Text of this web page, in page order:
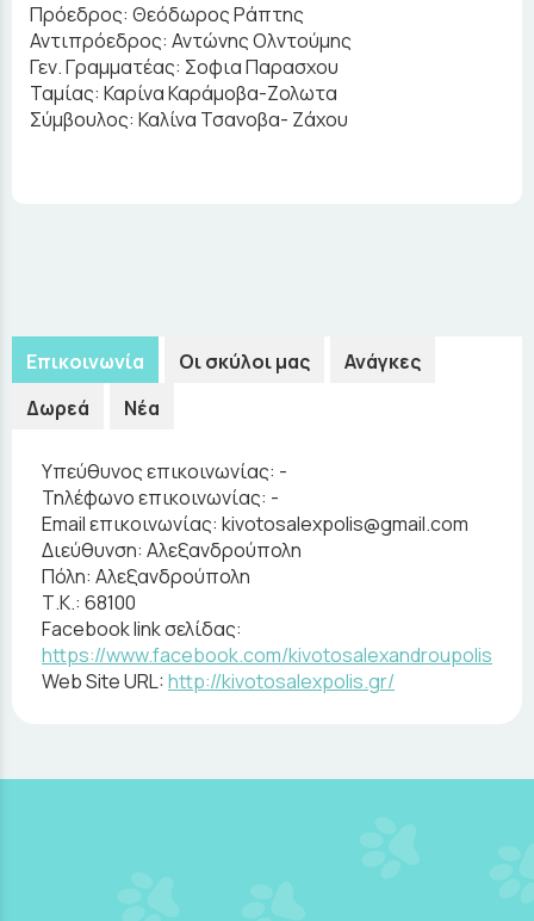
Πρόεδρος: Θεόδωρος Ράπτης
Αντιπρόεδρος: Αντώνης Ολντούμης
Γεν. Γραμματέας: Σοφια Παρασχου
Ταμίας: Καρίνα Καράμοβα-Ζολωτα
Σύμβουλος: Καλίνα Τσανοβα- Ζάχου
Επικοινωνία Οι σκύλοι μας
Ανάγκες
Δωρεά
Νέα
Υπεύθυνος επικοινωνίας: -
Τηλέφωνο επικοινωνίας: -
Email επικοινωνίας: kivotosalexpolis@gmail.com
Διεύθυνση: Αλεξανδρούπολη
Πόλη: Αλεξανδρούπολη
Τ.Κ.: 68100
Facebook link σελίδας:
https://www.facebook.com/kivotosalexandroupolis
Web Site URL:http://kivotosalexpolis.gr/